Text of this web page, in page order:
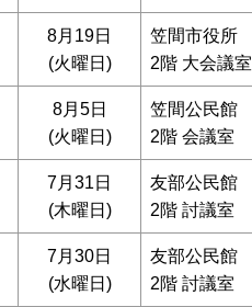
8月19日
(火曜日)
笠間市役所
2階 大会議室
8月5日
(火曜日)
笠間公民館
2階 会議室
7月31日
(木曜日)
友部公民館
2階 討議室
7月30日
(水曜日)
友部公民館
2階 討議室